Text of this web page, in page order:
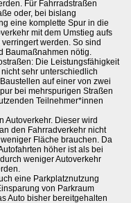
Für Fahrradstraßen
oder, bei bislang
eine komplette Spur in die
mit dem Umstieg aufs
werden. So sind
Baumaßnahmen nötig.
Die Leistungsfähigkeit
sehr unterschiedlich
auf einer von zwei
bei mehrspurigen Straßen
Teilnehmer*innen
Autoverkehr. Dieser wird
den Fahrradverkehr nicht
Fläche brauchen. Da
höher ist als bei
weniger Autoverkehr
eine Parkplatznutzung
von Parkraum
Auto bisher bereitgehalten